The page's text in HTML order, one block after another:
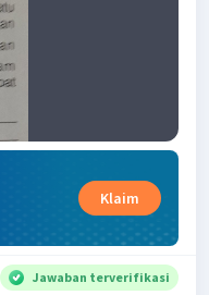
Klaim
Jawaban terverifikasi